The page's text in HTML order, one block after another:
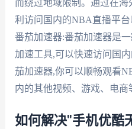
而绕过地域限制。通过在
利访问国内的NBA直播平
番茄加速器:番茄加速器是
加速工具,可以快速访问国
茄加速器,你可以顺畅观看
内的其他视频、游戏、电商
如何解决"手机优酷